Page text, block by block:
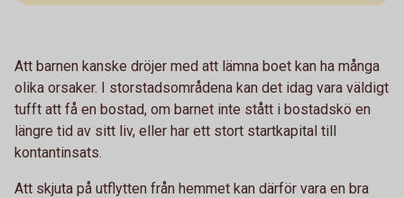
Att barnen kanske dröjer med att lämna boet kan ha många
olika orsaker. I storstadsområdena kan det idag vara väldigt
tufft att få en bostad, om barnet inte stått i bostadskö en
längre tid av sitt liv, eller har ett stort startkapital till
kontantinsats.
Att skjuta på utflytten från hemmet kan därför vara en bra